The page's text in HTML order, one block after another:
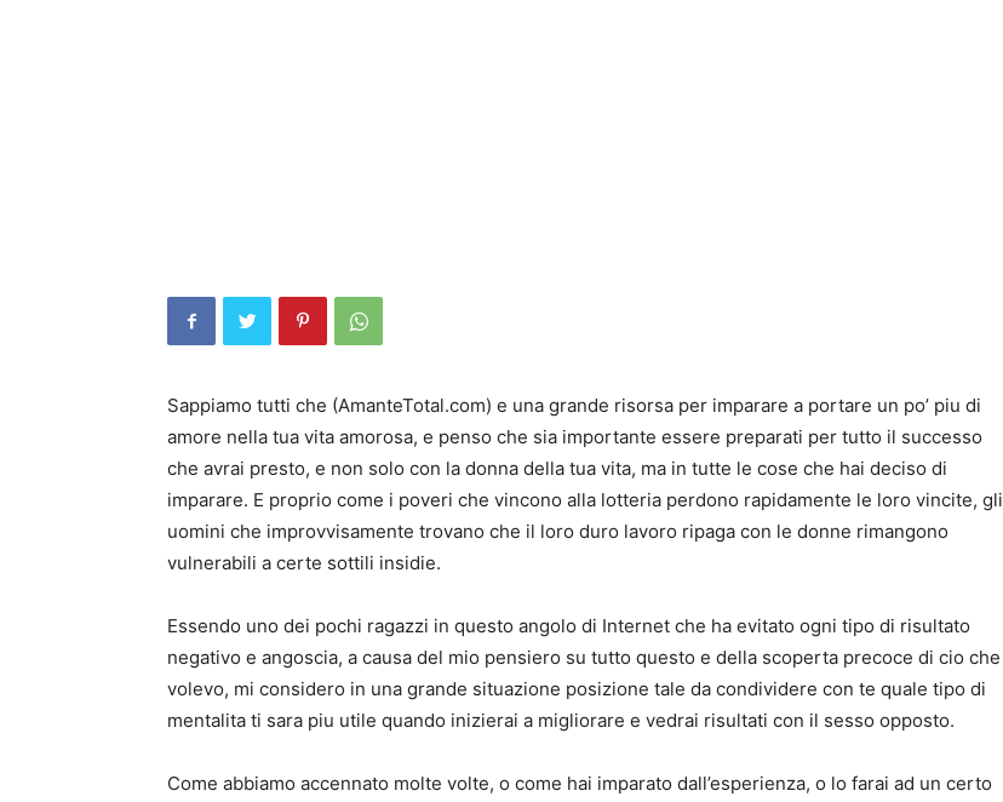
Sappiamo tutti che (AmanteTotal.com) e una grande risorsa per imparare a portare un po’ piu di
amore nella tua vita amorosa, e penso che sia importante essere preparati per tutto il successo
che avrai presto, e non solo con la donna della tua vita, ma in tutte le cose che hai deciso di
imparare. E proprio come i poveri che vincono alla lotteria perdono rapidamente le loro vincite, gli
uomini che improvvisamente trovano che il loro duro lavoro ripaga con le donne rimangono
vulnerabili a certe sottili insidie.
Essendo uno dei pochi ragazzi in questo angolo di Internet che ha evitato ogni tipo di risultato
negativo e angoscia, a causa del mio pensiero su tutto questo e della scoperta precoce di cio che
volevo, mi considero in una grande situazione posizione tale da condividere con te quale tipo di
mentalita ti sara piu utile quando inizierai a migliorare e vedrai risultati con il sesso opposto.
Come abbiamo accennato molte volte, o come hai imparato dall’esperienza, o lo farai ad un certo